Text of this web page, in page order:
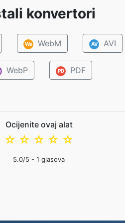
konvertori
We WebM AV AVI
WebP PD PDF
Ocijenite ovaj alat
☆
☆
☆
☆
☆
5.0/5 - 1 glasova